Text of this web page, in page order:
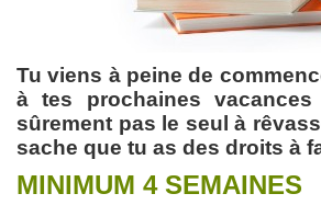
Tu viens à peine de
à tes prochaines
sûrement pas le seul à
sache que tu as des droits à
MINIMUM 4 SEMAINES